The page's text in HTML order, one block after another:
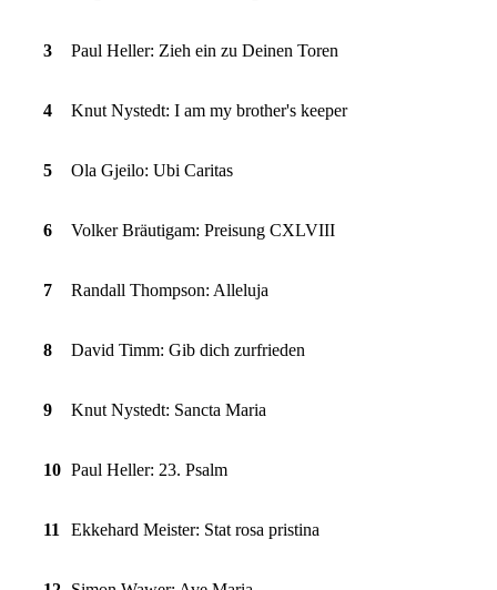
3 Paul Heller: Zieh ein zu Deinen Toren
4 Knut Nystedt: I am my brother's keeper
5 Ola Gjeilo: Ubi Caritas
6 Volker Bräutigam: Preisung CXLVIII
7 Randall Thompson: Alleluja
8 David Timm: Gib dich zurfrieden
9 Knut Nystedt: Sancta Maria
10 Paul Heller: 23. Psalm
11 Ekkehard Meister: Stat rosa pristina